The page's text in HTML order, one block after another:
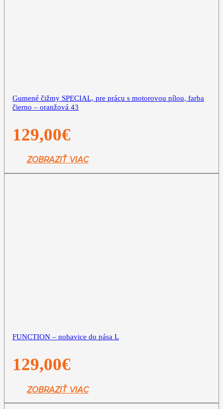
Gumené čižmy SPECIAL, pre prácu s motorovou pílou, farba
čierno – oranžová 43
129,00€
ZOBRAZIŤ VIAC
FUNCTION – nohavice do pása L
129,00€
ZOBRAZIŤ VIAC